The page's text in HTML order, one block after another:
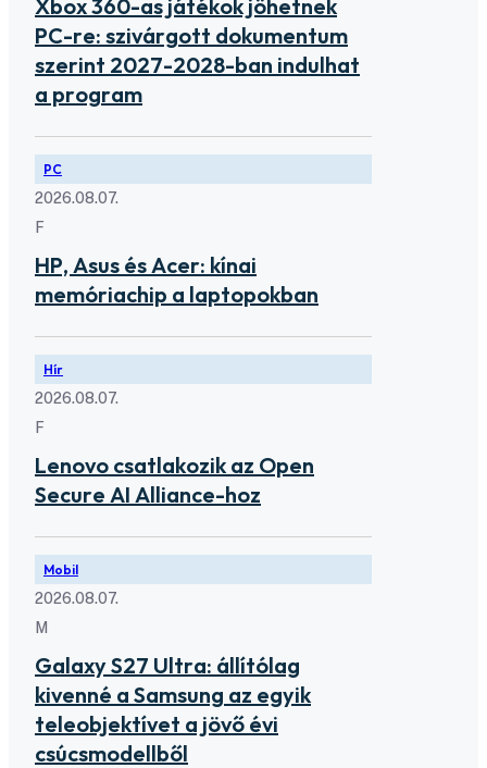
Xbox 360-as játékok jöhetnek
PC-re: szivárgott dokumentum
szerint 2027-2028-ban indulhat
a program
PC
2026.08.07.
F
HP, Asus és Acer: kínai
memóriachip a laptopokban
Hír
2026.08.07.
F
Lenovo csatlakozik az Open
Secure AI Alliance-hoz
Mobil
2026.08.07.
M
Galaxy S27 Ultra: állítólag
kivenné a Samsung az egyik
teleobjektívet a jövő évi
csúcsmodellből